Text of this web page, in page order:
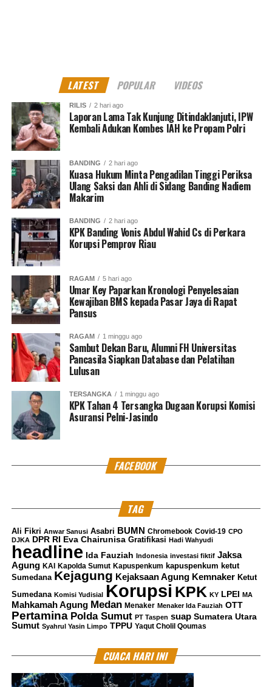
LATEST POPULAR VIDEOS
RILIS 2 hari ago
Laporan Lama Tak Kunjung Ditindaklanjuti, IPW
Kembali Adukan Kombes IAH ke Propam Polri
BANDING 2 hari ago
Kuasa Hukum Minta Pengadilan Tinggi Periksa
Ulang Saksi dan Ahli di Sidang Banding Nadiem
Makarim
BANDING 2 hari ago
KPK Banding Vonis Abdul Wahid Cs di Perkara
Korupsi Pemprov Riau
RAGAM 5 hari ago
Umar Key Paparkan Kronologi Penyelesaian
Kewajiban BMS kepada Pasar Jaya di Rapat
Pansus
RAGAM 1 minggu ago
Sambut Dekan Baru, Alumni FH Universitas
Pancasila Siapkan Database dan Pelatihan
Lulusan
TERSANGKA 1 minggu ago
KPK Tahan 4 Tersangka Dugaan Korupsi Komisi
Asuransi Pelni-Jasindo
FACEBOOK
TAG
Ali Fikri Anwar Sanusi Asabri BUMN Chromebook Covid-19 CPO
DJKA DPR RI Eva Chairunisa Gratifikasi Hadi Wahyudi
headline Ida Fauziah Indonesia investasi fiktif Jaksa
Agung KAI Kapolda Sumut Kapuspenkum kapuspenkum ketut
Sumedana Kejagung Kejaksaan Agung Kemnaker Ketut
Sumedana Komisi Yudisial Korupsi KPK KY LPEI MA
Mahkamah Agung Medan Menaker Menaker Ida Fauziah OTT
Pertamina Polda Sumut PT Taspen suap Sumatera Utara
Sumut Syahrul Yasin Limpo TPPU Yaqut Cholil Qoumas
CUACA HARI INI